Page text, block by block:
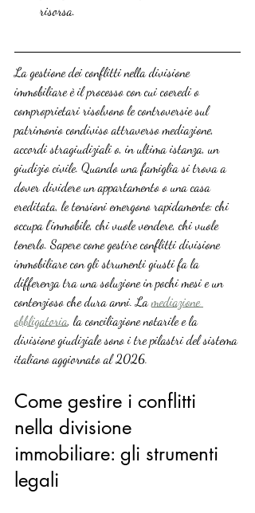
risorsa.
La gestione dei conflitti nella divisione
immobiliare è il processo con cui coeredi o
comproprietari risolvono le controversie sul
patrimonio condiviso attraverso mediazione,
accordi stragiudiziali o, in ultima istanza, un
giudizio civile. Quando una famiglia si trova a
dover dividere un appartamento o una casa
ereditata, le tensioni emergono rapidamente: chi
occupa l’immobile, chi vuole vendere, chi vuole
tenerlo. Sapere come gestire conflitti divisione
immobiliare con gli strumenti giusti fa la
differenza tra una soluzione in pochi mesi e un
contenzioso che dura anni. La mediazione
obbligatoria, la conciliazione notarile e la
divisione giudiziale sono i tre pilastri del sistema
italiano aggiornato al 2026.
Come gestire i conflitti
nella divisione
immobiliare: gli strumenti
legali